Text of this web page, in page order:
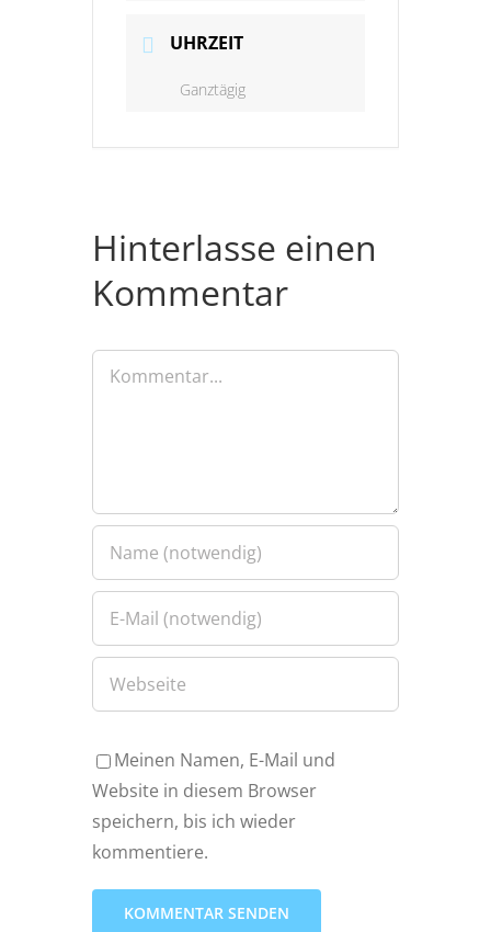
UHRZEIT
Ganztägig
Hinterlasse einen
Kommentar
Kommentar
Meinen Namen, E-Mail und
Website in diesem Browser
speichern, bis ich wieder
kommentiere.